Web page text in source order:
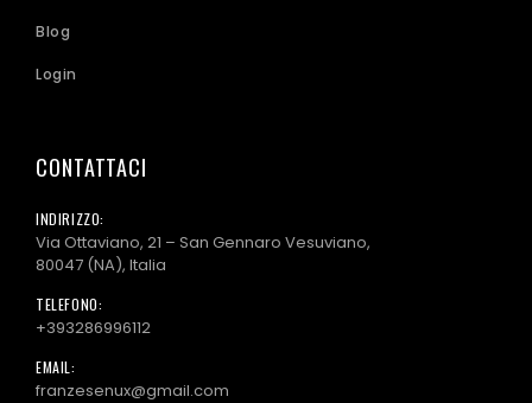
Blog
Login
CONTATTACI
INDIRIZZO:
Via Ottaviano, 21 – San Gennaro Vesuviano,
80047 (NA), Italia
TELEFONO:
+393286996112
EMAIL:
franzesenux@gmail.com